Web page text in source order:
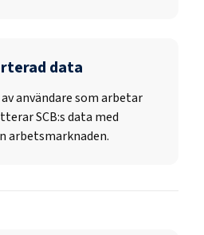
data
användare som arbetar
SCB:s data med
arbetsmarknaden.